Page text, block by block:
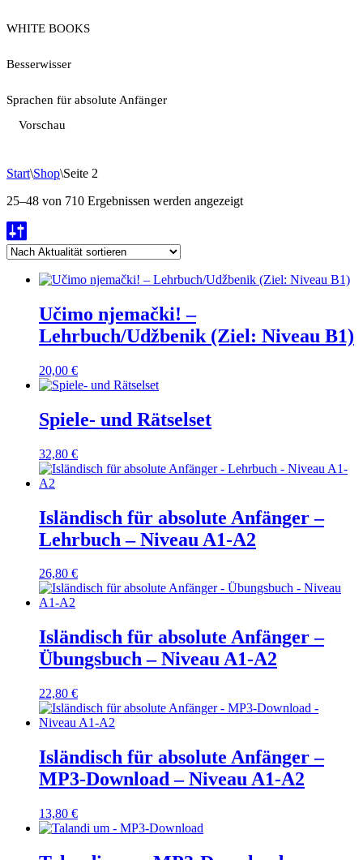
WHITE BOOKS
Besserwisser
Sprachen für absolute Anfänger
Vorschau
Start\Shop\Seite 2
25–48 von 710 Ergebnissen werden angezeigtNach
Učimo njemački! –
Lehrbuch/Udžbenik (Ziel: Niveau B1)
20,00 €
Spiele- und Rätselset
32,80 €
Isländisch für absolute Anfänger –
Lehrbuch – Niveau A1-A2
26,80 €
Isländisch für absolute Anfänger –
Übungsbuch – Niveau A1-A2
22,80 €
Isländisch für absolute Anfänger –
MP3-Download – Niveau A1-A2
13,80 €